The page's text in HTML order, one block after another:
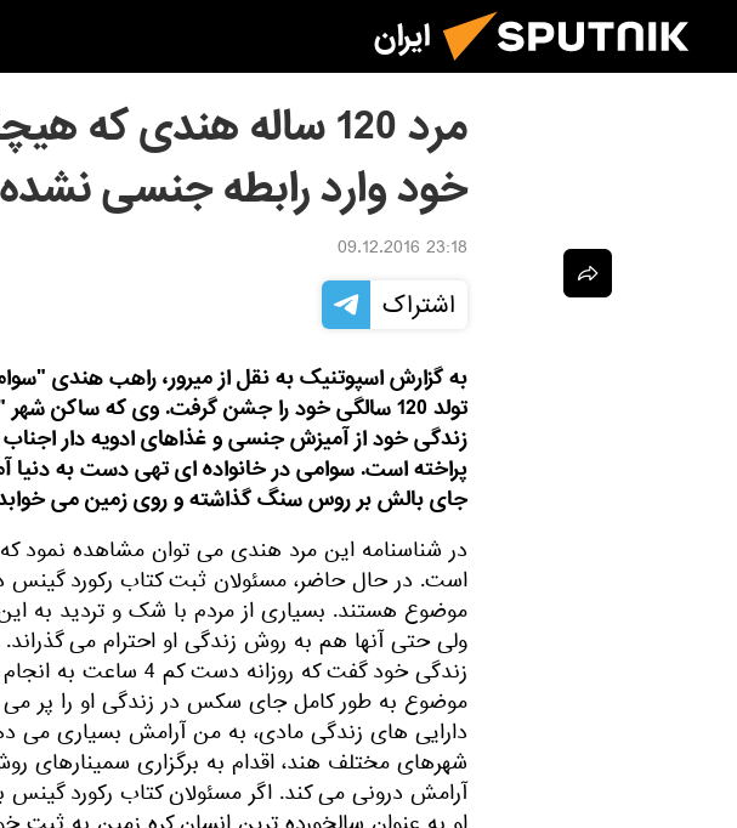
ایران
مرد 120 ساله هندی که
خود وارد رابطه جنسی
23:18 09.12.2016
اشتراک
به گزارش اسپوتنیک به نقل از میرور، راهب هندی
تولد 120 سالگی خود را جشن گرفت. وی که ساکن
زندگی خود از آمیزش جنسی و غذاهای ادویه دار اجناب
پراخته است. سوامی در خانواده ای تهی دست به دنیا
جای بالش بر روس سنگ گذاشته و روی زمین می
است. در حال حاضر، مسئولان ثبت کتاب رکورد
ولی حتی آنها هم به روش زندگی او احترام می
زندگی خود گفت که روزانه
موضوع به طور کامل جای سکس در زندگی او را پر می
دارایی های زندگی مادی، به من آرامش بسیاری می
شهرهای مختلف هند، اقدام به برگزاری
آرامش درونی می کند. اگر مسئولان کتاب رکورد گینس